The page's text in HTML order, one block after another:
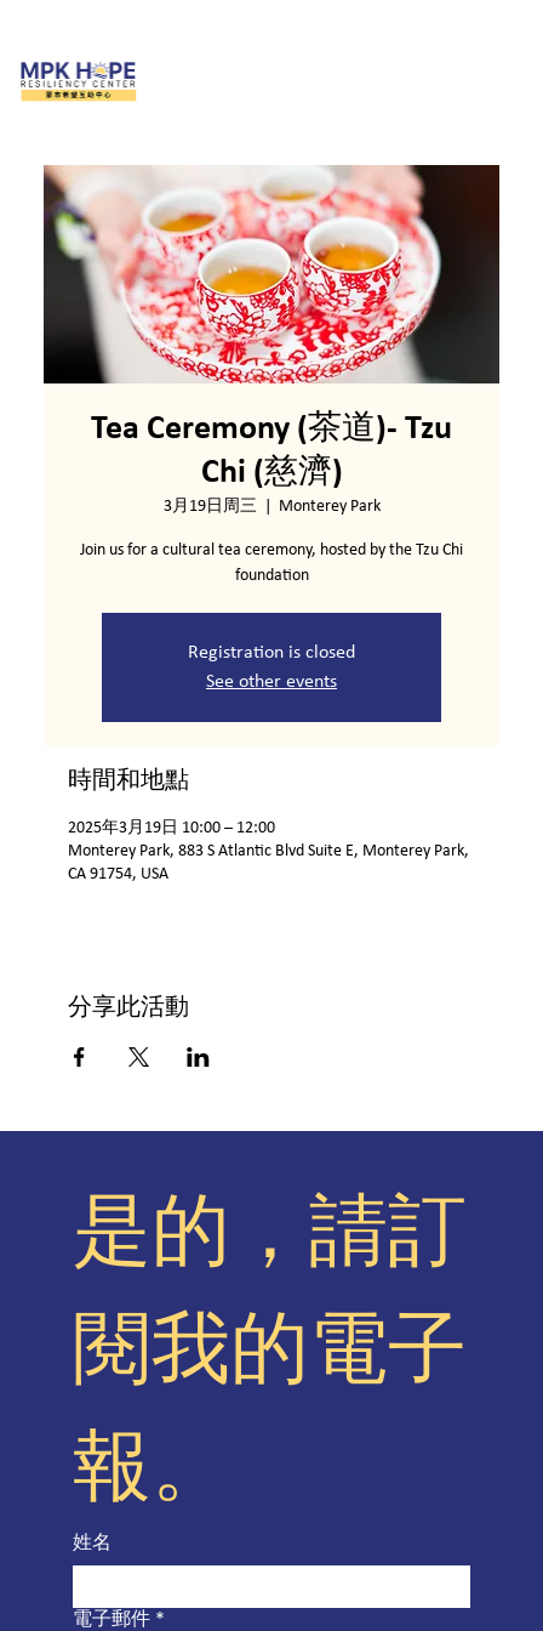
Tea Ceremony (茶道)- Tzu
Chi (慈濟)
3月19日周三
  |
Monterey Park
Join us for a cultural tea ceremony, hosted by the Tzu Chi
foundation
Registration is closed
See other events
時間和地點
2025年3月19日 10:00 – 12:00
Monterey Park, 883 S Atlantic Blvd Suite E, Monterey Park,
CA 91754, USA
分享此活動
是的，請訂
閱我的電子
報。
姓名
電子郵件 *